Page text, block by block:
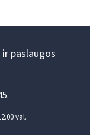
paslaugos
val.